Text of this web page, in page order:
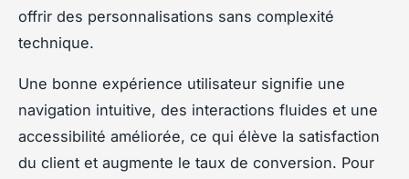
offrir des personnalisations sans complexité
technique.
Une bonne expérience utilisateur signifie une
navigation intuitive, des interactions fluides et une
accessibilité améliorée, ce qui élève la satisfaction
du client et augmente le taux de conversion. Pour